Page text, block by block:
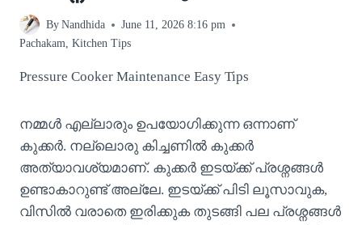
By Nandhida
June 11, 2026 8:16 pm
Pachakam, Kitchen Tips
Pressure Cooker Maintenance Easy Tips
നമ്മൾ എല്ലാരും ഉപയോഗിക്കുന്ന ഒന്നാണ്
കുക്കർ. നല്ലൊരു കിച്ചണിൽ കുക്കർ
അത്യാവശ്യമാണ്. കുക്കർ ഇടയ്ക്ക് പ്രശ്നങ്ങൾ
ഉണ്ടാകാറുണ്ട് അല്ലേ. ഇടയ്ക്ക് പിടി ലൂസാവുക,
വിസിൽ വരാതെ ഇരിക്കുക തുടങ്ങി പല പ്രശ്നങ്ങൾ